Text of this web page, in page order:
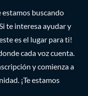
buscando
te interesa ayudar y
es el lugar para ti!
cada voz cuenta.
y comienza a
¡Te estamos